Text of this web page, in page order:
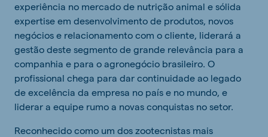
experiência no mercado de nutrição animal e sólida
expertise em desenvolvimento de produtos, novos
negócios e relacionamento com o cliente, liderará a
gestão deste segmento de grande relevância para a
companhia e para o agronegócio brasileiro. O
profissional chega para dar continuidade ao legado
de excelência da empresa no país e no mundo, e
liderar a equipe rumo a novas conquistas no setor.
Reconhecido como um dos zootecnistas mais